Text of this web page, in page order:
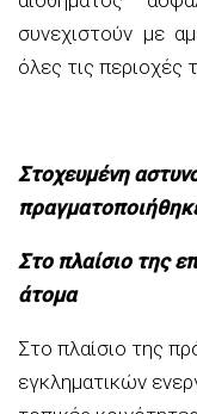
συνεχιστούν με
όλες τις περιοχές
Στοχευμένη
Στο πλαίσιο της
άτομα
Στο πλαίσιο της
εγκληματικών